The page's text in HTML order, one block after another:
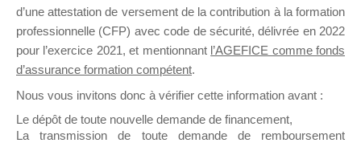
Ce groupe est destiné aux Organismes de
Formation qui souhaitent répondre à l’Appel à
Propositions Mallette du Dirigeant.
Ce groupe propose un forum dédié au support
sur lequel il est possible de laisser un message
ou poser une question.
d’une attestation de versement de la contribution à la formation
professionnelle (CFP) avec code de sécurité, délivrée en 2022
pour l’exercice 2021, et mentionnant l’AGEFICE comme fonds
d’assurance formation compétent.
Nous vous invitons donc à vérifier cette information avant :
Le dépôt de toute nouvelle demande de financement,
La transmission de toute demande de remboursement